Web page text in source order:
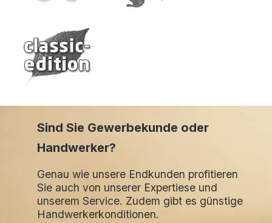
Sind Sie Gewerbekunde oder
Handwerker?
Genau wie unsere Endkunden profitieren
Sie auch von unserer Expertiese und
unserem Service. Zudem gibt es günstige
Handwerkerkonditionen.